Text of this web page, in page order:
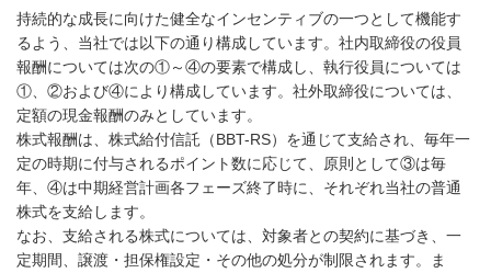
持続的な成長に向けた健全なインセンティブの一つとして機能す
るよう、当社では以下の通り構成しています。社内取締役の役員
報酬については次の①～④の要素で構成し、執行役員については
①、②および④により構成しています。社外取締役については、
定額の現金報酬のみとしています。
株式報酬は、株式給付信託（BBT-RS）を通じて支給され、毎年一
定の時期に付与されるポイント数に応じて、原則として③は毎
年、④は中期経営計画各フェーズ終了時に、それぞれ当社の普通
株式を支給します。
なお、支給される株式については、対象者との契約に基づき、一
定期間、譲渡・担保権設定・その他の処分が制限されます。ま